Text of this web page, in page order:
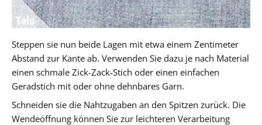
Steppen sie nun beide Lagen mit etwa einem Zentimeter
Abstand zur Kante ab. Verwenden Sie dazu je nach Material
einen schmale Zick-Zack-Stich oder einen einfachen
Geradstich mit oder ohne dehnbares Garn.
Schneiden sie die Nahtzugaben an den Spitzen zurück. Die
Wendeöffnung können Sie zur leichteren Verarbeitung